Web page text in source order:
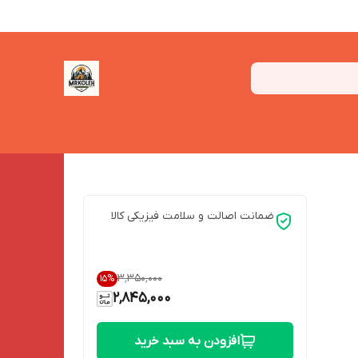
ضمانت اصالت و سلامت فیزیکی کالا
۳٬۳۵۰٬۰۰۰ 15%
2,845,000
افزودن به سبد خرید